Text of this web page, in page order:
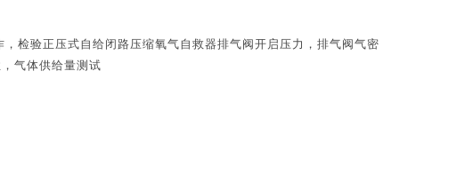
，检验正压式自给闭路压缩氧气自救器排气阀开启 压力 ，排气阀气密
， 气体供给量测试